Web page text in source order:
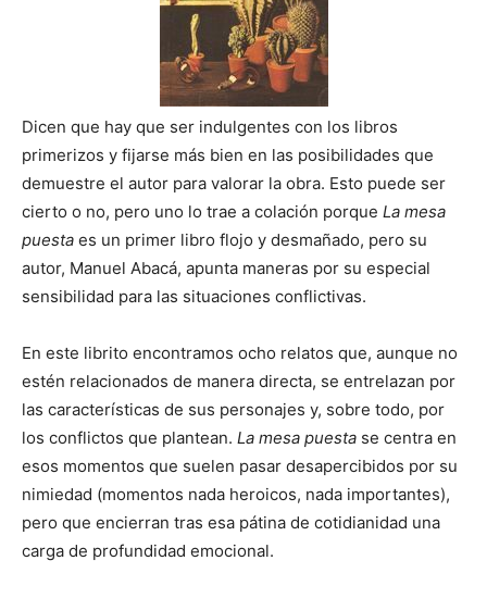
Dicen que hay que ser indulgentes con los libros
primerizos y fijarse más bien en las posibilidades que
demuestre el autor para valorar la obra. Esto puede ser
cierto o no, pero uno lo trae a colación porque La mesa
puesta es un primer libro flojo y desmañado, pero su
autor, Manuel Abacá, apunta maneras por su especial
sensibilidad para las situaciones conflictivas.
En este librito encontramos ocho relatos que, aunque no
estén relacionados de manera directa, se entrelazan por
las características de sus personajes y, sobre todo, por
los conflictos que plantean. La mesa puesta se centra en
esos momentos que suelen pasar desapercibidos por su
nimiedad (momentos nada heroicos, nada importantes),
pero que encierran tras esa pátina de cotidianidad una
carga de profundidad emocional.